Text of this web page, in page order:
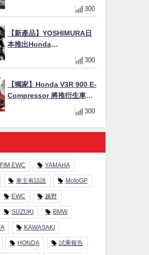
Tracker風格｜ 女車主的機車
人生蛻變記
300
【新產品】YOSHIMURA日
本推出Honda
CB1000F/CB1000 HORNET
專用水箱護網，六角網紋設
300
【獨家】Honda V3R 900 E-
Compressor 將推衍生車
系？自然進氣 V3 同步測試
300
FIM EWC YAMAHA
車主有話說 MotoGP
EWC 越野
SUZUKI BMW
KAWASAKI
HONDA 試乘報告